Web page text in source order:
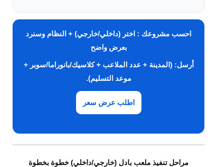
احسب مشروعك : اختر (داخلي/خارجي) + النظام وسنرد
بعرض واضح
أرسل: (المدينة + عدد الملاعب + كلاسيك/بانوراما/سوبر +
موعد التسليم).
اطلب عرض سعر
مراحل تنفيذ ملعب بادل (خارجي/داخلي) خطوة بخطوة